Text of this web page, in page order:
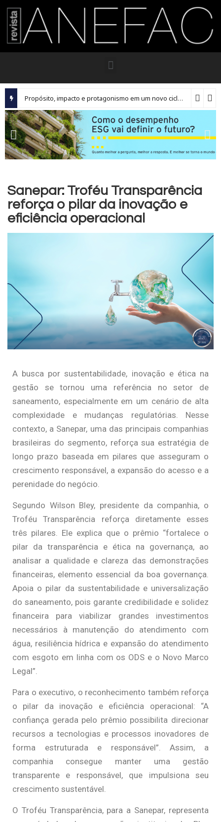
Propósito, impacto e protagonismo em um novo ciclo para os executivos brasileiros
Sanepar: Troféu Transparência
reforça o pilar da inovação e
eficiência operacional
A busca por sustentabilidade, inovação e ética na
gestão se tornou uma referência no setor de
saneamento, especialmente em um cenário de alta
complexidade e mudanças regulatórias. Nesse
contexto, a Sanepar, uma das principais companhias
brasileiras do segmento, reforça sua estratégia de
longo prazo baseada em pilares que asseguram o
crescimento responsável, a expansão do acesso e a
perenidade do negócio.
Segundo Wilson Bley, presidente da companhia, o
Troféu Transparência reforça diretamente esses
três pilares. Ele explica que o prêmio “fortalece o
pilar da transparência e ética na governança, ao
analisar a qualidade e clareza das demonstrações
financeiras, elemento essencial da boa governança.
Apoia o pilar da sustentabilidade e universalização
do saneamento, pois garante credibilidade e solidez
financeira para viabilizar grandes investimentos
necessários à manutenção do atendimento com
água, resiliência hídrica e expansão do atendimento
com esgoto em linha com os ODS e o Novo Marco
Legal”.
Para o executivo, o reconhecimento também reforça
o pilar da inovação e eficiência operacional: “A
confiança gerada pelo prêmio possibilita direcionar
recursos a tecnologias e processos inovadores de
forma estruturada e responsável”. Assim, a
companhia consegue manter uma gestão
transparente e responsável, que impulsiona seu
crescimento sustentável.
O Troféu Transparência, para a Sanepar, representa